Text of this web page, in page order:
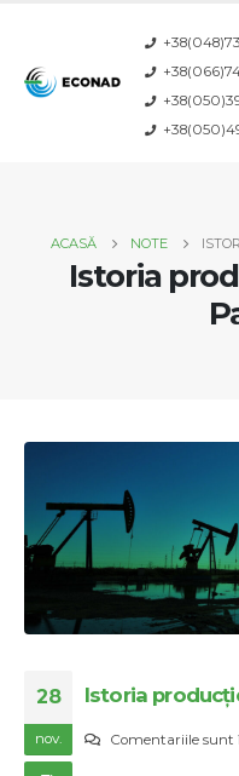
ACASĂ NOTE
Istoria
28
nov.
Istoria
Comentariile sunt